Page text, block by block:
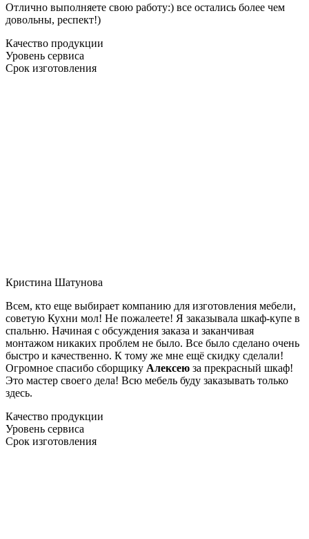
Отлично выполняете свою работу:) все остались более чем
довольны, респект!)
Качество продукции
Уровень сервиса
Срок изготовления
Кристина Шатунова
Всем, кто еще выбирает компанию для изготовления мебели,
советую Кухни мол! Не пожалеете! Я заказывала шкаф-купе в
спальню. Начиная с обсуждения заказа и заканчивая
монтажом никаких проблем не было. Все было сделано очень
быстро и качественно. К тому же мне ещё скидку сделали!
Огромное спасибо сборщику Алексею за прекрасный шкаф!
Это мастер своего дела! Всю мебель буду заказывать только
здесь.
Качество продукции
Уровень сервиса
Срок изготовления